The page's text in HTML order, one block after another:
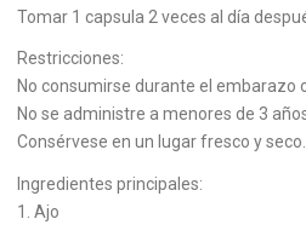
Tomar 1 capsula 2 veces al día
Restricciones:
No consumirse durante el embarazo
No se administre a menores de 3
Consérvese en un lugar fresco y seco.
Ingredientes principales:
1. Ajo